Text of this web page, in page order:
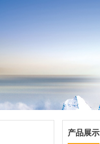
产品展示